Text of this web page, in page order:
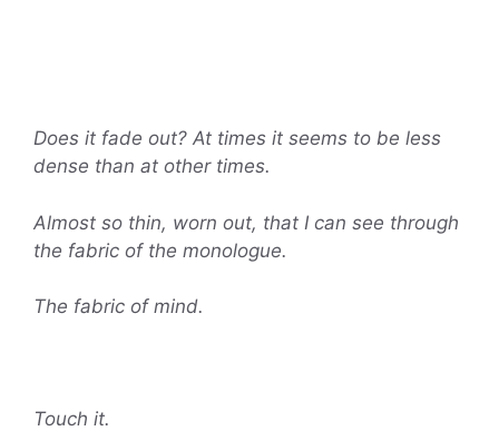
Does it fade out? At times it seems to be less
dense than at other times.
Almost so thin, worn out, that I can see through
the fabric of the monologue.
The fabric of mind.
Touch it.